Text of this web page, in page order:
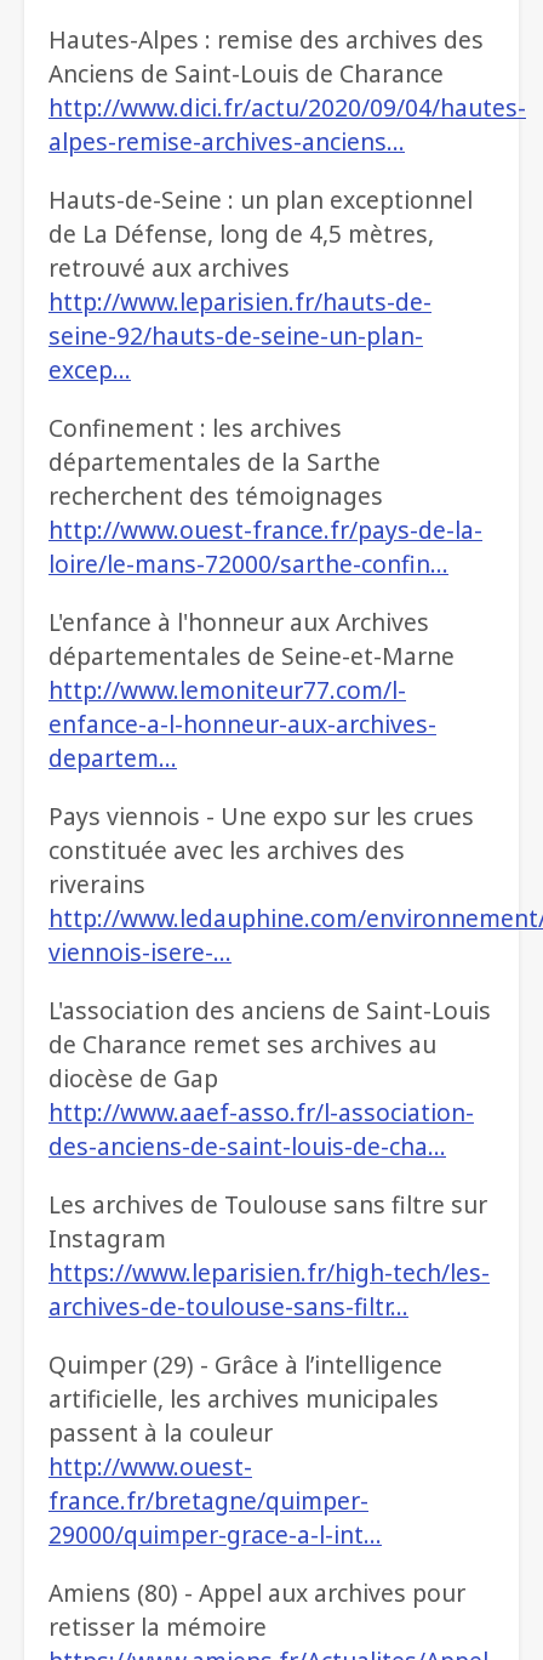
Hautes-Alpes : remise des archives des
Anciens de Saint-Louis de Charance
http://www.dici.fr/actu/2020/09/04/hautes-
alpes-remise-archives-anciens…
Hauts-de-Seine : un plan exceptionnel
de La Défense, long de 4,5 mètres,
retrouvé aux archives
http://www.leparisien.fr/hauts-de-
seine-92/hauts-de-seine-un-plan-
excep…
Confinement : les archives
départementales de la Sarthe
recherchent des témoignages
http://www.ouest-france.fr/pays-de-la-
loire/le-mans-72000/sarthe-confin…
L'enfance à l'honneur aux Archives
départementales de Seine-et-Marne
http://www.lemoniteur77.com/l-
enfance-a-l-honneur-aux-archives-
departem…
Pays viennois - Une expo sur les crues
constituée avec les archives des
riverains
http://www.ledauphine.com/
viennois-isere-…
L'association des anciens de Saint-Louis
de Charance remet ses archives au
diocèse de Gap
http://www.aaef-asso.fr/l-association-
des-anciens-de-saint-louis-de-cha…
Les archives de Toulouse sans filtre sur
Instagram
https://www.leparisien.fr/high-tech/les-
archives-de-toulouse-sans-filtr…
Quimper (29) - Grâce à l’intelligence
artificielle, les archives municipales
passent à la couleur
http://www.ouest-
france.fr/bretagne/quimper-
29000/quimper-grace-a-l-int…
Amiens (80) - Appel aux archives pour
retisser la mémoire